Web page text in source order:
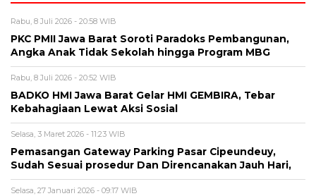
Rabu, 8 Juli 2026 - 20:58 WIB
PKC PMII Jawa Barat Soroti Paradoks Pembangunan,
Angka Anak Tidak Sekolah hingga Program MBG
Rabu, 8 Juli 2026 - 20:52 WIB
BADKO HMI Jawa Barat Gelar HMI GEMBIRA, Tebar
Kebahagiaan Lewat Aksi Sosial
Selasa, 3 Maret 2026 - 11:23 WIB
Pemasangan Gateway Parking Pasar Cipeundeuy,
Sudah Sesuai prosedur Dan Direncanakan Jauh Hari,
Selasa, 27 Januari 2026 - 09:17 WIB